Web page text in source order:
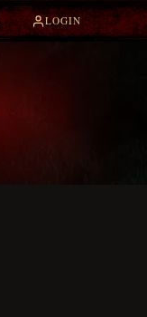
LOGIN